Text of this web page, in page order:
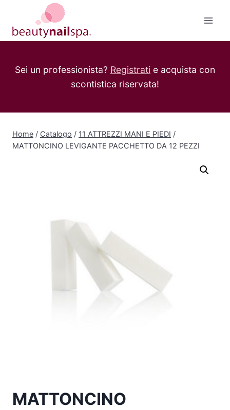
contenuto
Sei un professionista? Registrati e acquista con
scontistica riservata!
Home / Catalogo / 11 ATTREZZI MANI E PIEDI /
MATTONCINO LEVIGANTE PACCHETTO DA 12 PEZZI
MATTONCINO